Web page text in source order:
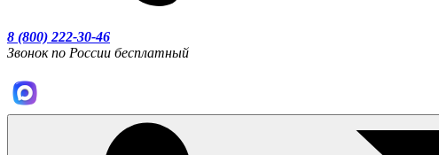
8 (800) 222-30-46
Звонок по России бесплатный